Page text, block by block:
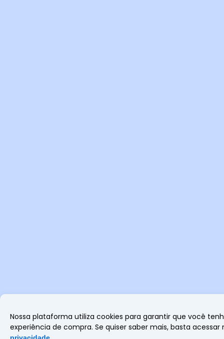
Nossa plataforma utiliza cookies para garantir que você
experiência de compra. Se quiser saber mais, basta acessar
privacidade